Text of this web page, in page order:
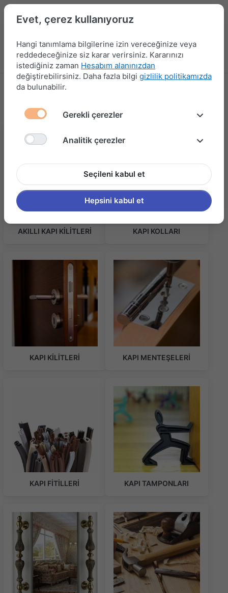
Menü Kampanyalar Yeni Ürünler Giriş yap
KAPI AKSESUARLARI
181 ürün gösteriliyor
AKILLI KAPI KİLİTLERİ KAPI KOLLARI
KAPI KİLİTLERİ KAPI MENTEŞELERİ
KAPI FİTİLLERİ KAPI TAMPONLARI
Evet, çerez kullanıyoruz
Hangi tanımlama bilgilerine izin vereceğinize veya
reddedeceğinize siz karar verirsiniz. Kararınızı
istediğiniz zaman Hesabım alanınızdan
değiştirebilirsiniz. Daha fazla bilgi gizlilik politikamızda
da bulunabilir.
Gerekli çerezler
Analitik çerezler
Seçileni kabul et
Hepsini kabul et